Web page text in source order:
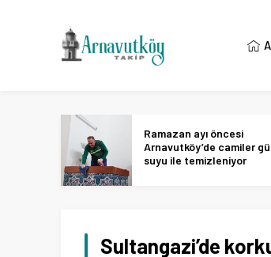
Ramazan ayı öncesi
Arnavutköy’de camiler
suyu ile temizleniyor
Sultangazi’de